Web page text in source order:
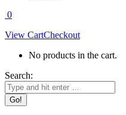
0
View CartCheckout
No products in the cart.
Search: